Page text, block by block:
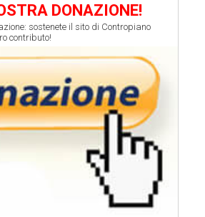
DONAZIONE!
sostenete il sito di Contropiano
contributo!